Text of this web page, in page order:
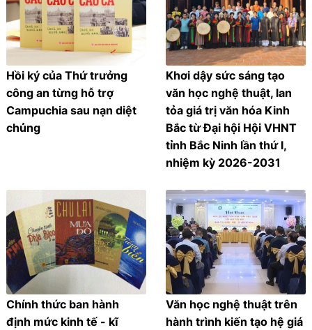
Hồi ký của Thứ trưởng
công an từng hỗ trợ
Campuchia sau nạn diệt
chủng
Khơi dậy sức sáng tạo
văn học nghệ thuật, lan
tỏa giá trị văn hóa Kinh
Bắc từ Đại hội Hội VHNT
tỉnh Bắc Ninh lần thứ I,
nhiệm kỳ 2026-2031
Chính thức ban hành
định mức kinh tế - kĩ
Văn học nghệ thuật trên
hành trình kiến tạo hệ giá